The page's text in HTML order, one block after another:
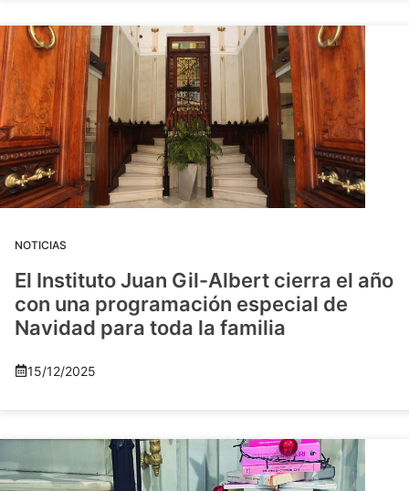
NOTICIAS
El Instituto Juan Gil-Albert cierra el año
con una programación especial de
Navidad para toda la familia
15/12/2025